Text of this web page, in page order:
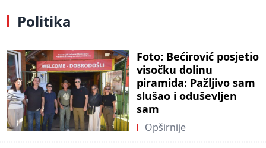
Politika
Foto: Bećirović posjetio
visočku dolinu
piramida: Pažljivo sam
slušao i oduševljen
sam
Opširnije